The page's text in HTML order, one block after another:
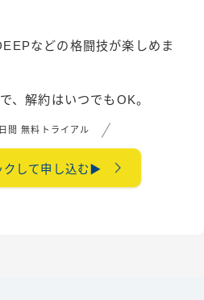
などの格闘技が楽しめま
、解約はいつでもOK。
間 無料トライアル
クして申し込む▶︎